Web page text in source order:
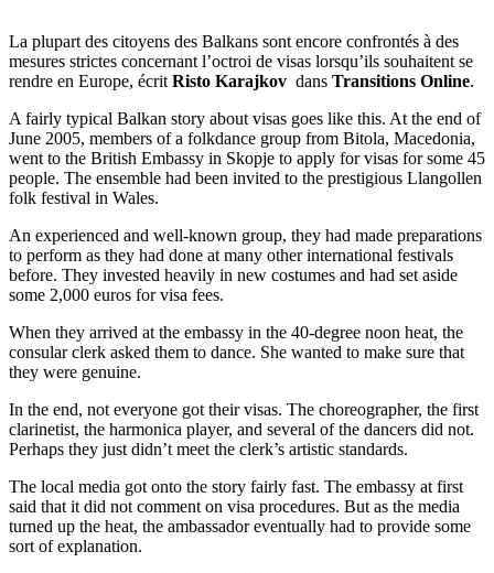
La plupart des citoyens des Balkans sont encore confrontés à des
mesures strictes concernant l’octroi de visas lorsqu’ils souhaitent se
rendre en Europe, écrit Risto Karajkov dans Transitions Online.
A fairly typical Balkan story about visas goes like this. At the end of
June 2005, members of a folkdance group from Bitola, Macedonia,
went to the British Embassy in Skopje to apply for visas for some 45
people. The ensemble had been invited to the prestigious Llangollen
folk festival in Wales.
An experienced and well-known group, they had made preparations
to perform as they had done at many other international festivals
before. They invested heavily in new costumes and had set aside
some 2,000 euros for visa fees.
When they arrived at the embassy in the 40-degree noon heat, the
consular clerk asked them to dance. She wanted to make sure that
they were genuine.
In the end, not everyone got their visas. The choreographer, the first
clarinetist, the harmonica player, and several of the dancers did not.
Perhaps they just didn’t meet the clerk’s artistic standards.
The local media got onto the story fairly fast. The embassy at first
said that it did not comment on visa procedures. But as the media
turned up the heat, the ambassador eventually had to provide some
sort of explanation.